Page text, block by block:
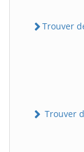
Trouver
Trouver